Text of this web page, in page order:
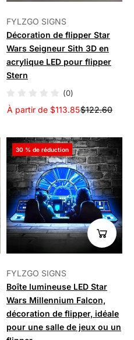
FYLZGO SIGNS
Décoration de flipper Star
Wars Seigneur Sith 3D en
acrylique LED pour flipper
Stern
(0)
À partir de $113.85$122.60
30 % de réduction
FYLZGO SIGNS
Boîte lumineuse LED Star
Wars Millennium Falcon,
décoration de flipper, idéale
pour une salle de jeux ou un